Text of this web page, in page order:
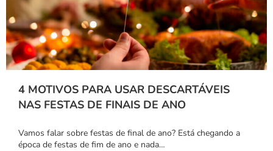
4 MOTIVOS PARA USAR DESCARTÁVEIS
NAS FESTAS DE FINAIS DE ANO
Vamos falar sobre festas de final de ano? Está chegando a
época de festas de fim de ano e nada…